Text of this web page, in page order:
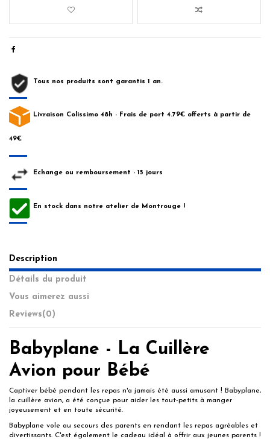
Tous nos produits sont garantis 1 an.
Livraison Colissimo 48h - Frais de port 4.79€ offerts à partir de
49€
Echange ou remboursement - 15 jours
En stock dans notre atelier de Montrouge !
Description
Détails du produit
Vous aimerez aussi
Reviews(0)
Babyplane - La Cuillère
Avion pour Bébé
Captiver bébé pendant les repas n'a jamais été aussi amusant ! Babyplane,
la cuillère avion, a été conçue pour aider les tout-petits à manger
joyeusement et en toute sécurité.
Babyplane vole au secours des parents en rendant les repas agréables et
divertissants. C'est également le cadeau idéal à offrir aux jeunes parents !